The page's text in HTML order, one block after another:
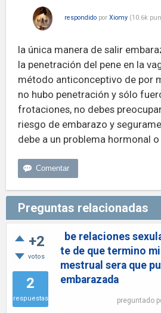
respondido por Xiomy (10.6k
la única manera de salir
la penetración del pene en la
método anticonceptivo de por
no hubo penetración y sólo
frotaciones, no debes
riesgo de embarazo y
debe a un problema hormonal
Preguntas relacionadas
+2
votos
2
respuestas
be relaciones
te de que termino
mestrual sera que
embarazada
preguntado